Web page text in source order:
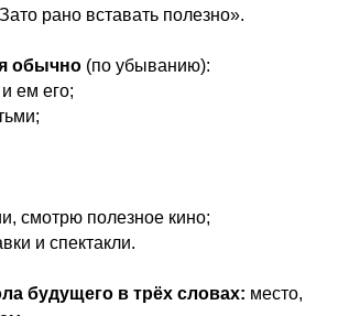
рано вставать полезно».
обычно (по убыванию):
ем его;
смотрю полезное кино;
и спектакли.
будущего в трёх словах: место,